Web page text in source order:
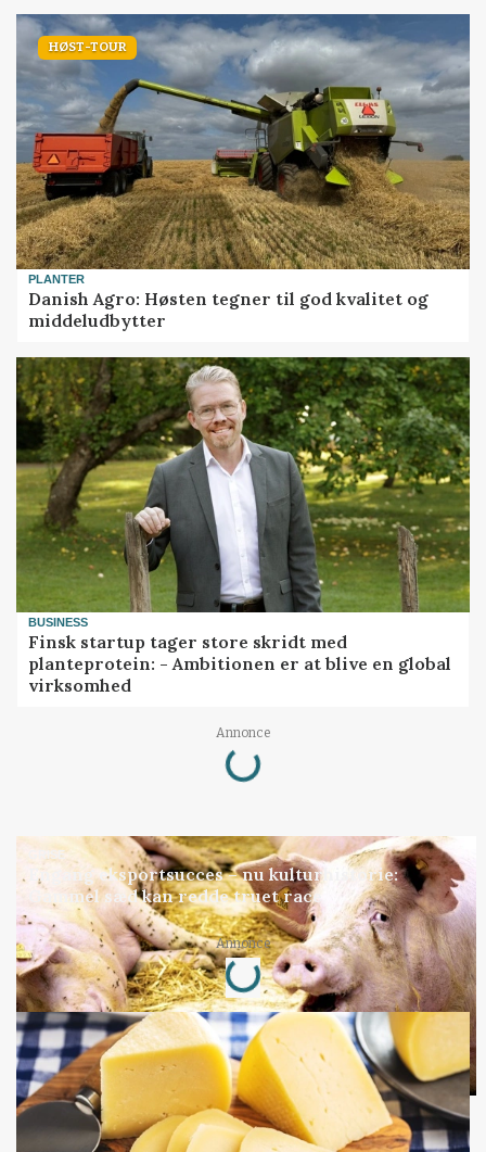
HØST-TOUR
PLANTER
Danish Agro: Høsten tegner til god kvalitet og
middeludbytter
BUSINESS
Finsk startup tager store skridt med
planteprotein: - Ambitionen er at blive en global
virksomhed
Annonce
Loading...
GRISE
Engang eksportsucces – nu kulturhistorie:
Gammel sæd kan redde truet race
Annonce
Loading...